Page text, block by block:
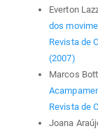
Everton
dos
Revista de
(2007)
Marcos
Revista de
Joana